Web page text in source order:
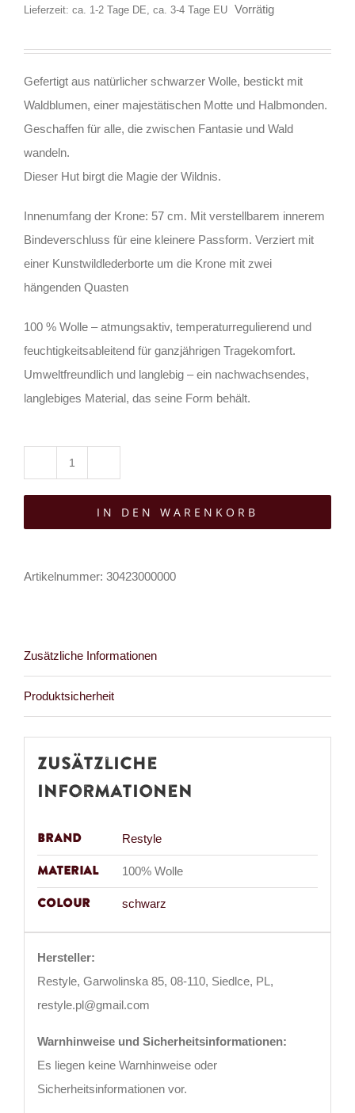
Lieferzeit: ca. 1-2 Tage DE, ca. 3-4 Tage EU
Vorrätig
Gefertigt aus natürlicher schwarzer Wolle, bestickt mit
Waldblumen, einer majestätischen Motte und Halbmonden.
Geschaffen für alle, die zwischen Fantasie und Wald
wandeln.
Dieser Hut birgt die Magie der Wildnis.
Innenumfang der Krone: 57 cm. Mit verstellbarem innerem
Bindeverschluss für eine kleinere Passform. Verziert mit
einer Kunstwildlederborte um die Krone mit zwei
hängenden Quasten
100 % Wolle – atmungsaktiv, temperaturregulierend und
feuchtigkeitsableitend für ganzjährigen Tragekomfort.
Umweltfreundlich und langlebig – ein nachwachsendes,
langlebiges Material, das seine Form behält.
Hut
Wilderwood
IN DEN WARENKORB
Artikelnummer: 30423000000
Zusätzliche Informationen
Produktsicherheit
Zusätzliche
Informationen
Brand Restyle
Material 100% Wolle
Colour schwarz
Hersteller:
Restyle, Garwolinska 85, 08-110, Siedlce, PL,
restyle.pl@gmail.com
Warnhinweise und Sicherheitsinformationen:
Es liegen keine Warnhinweise oder
Sicherheitsinformationen vor.